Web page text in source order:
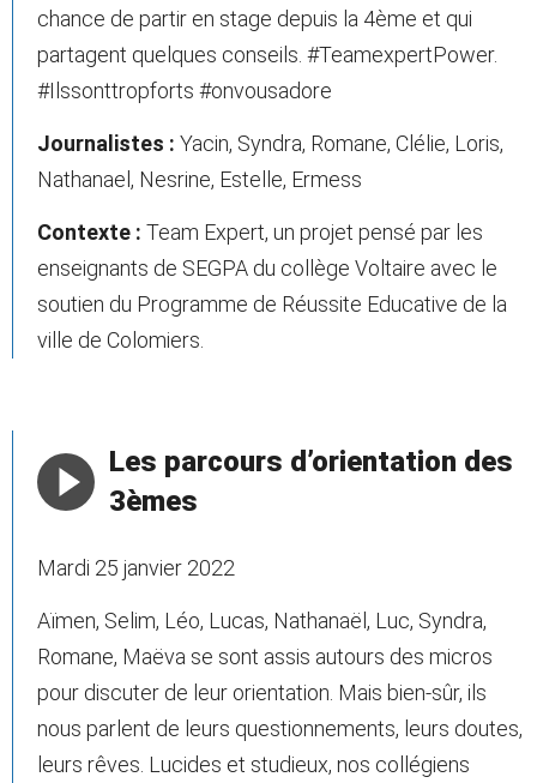
chance de partir en stage depuis la 4ème et qui
partagent quelques conseils. #TeamexpertPower.
#Ilssonttropforts #onvousadore
Journalistes : Yacin, Syndra, Romane, Clélie, Loris,
Nathanael, Nesrine, Estelle, Ermess
Contexte : Team Expert, un projet pensé par les
enseignants de SEGPA du collège Voltaire avec le
soutien du Programme de Réussite Educative de la
ville de Colomiers.
Les parcours d’orientation des
3èmes
Mardi 25 janvier 2022
Aïmen, Selim, Léo, Lucas, Nathanaël, Luc, Syndra,
Romane, Maëva se sont assis autours des micros
pour discuter de leur orientation. Mais bien-sûr, ils
nous parlent de leurs questionnements, leurs doutes,
leurs rêves. Lucides et studieux, nos collégiens